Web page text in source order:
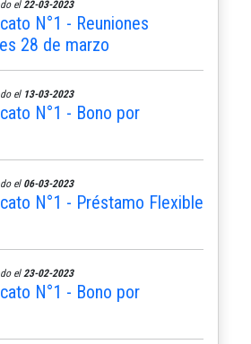
el 22-03-2023
N°1 - Reuniones
28 de marzo
el 13-03-2023
N°1 - Bono por
el 06-03-2023
N°1 - Préstamo Flexible
el 23-02-2023
N°1 - Bono por